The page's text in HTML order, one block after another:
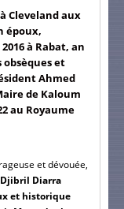
Cleveland aux
époux,
à Rabat, an
et
Ahmed
de Kaloum
au Royaume
et dévouée,
Diarra
et historique